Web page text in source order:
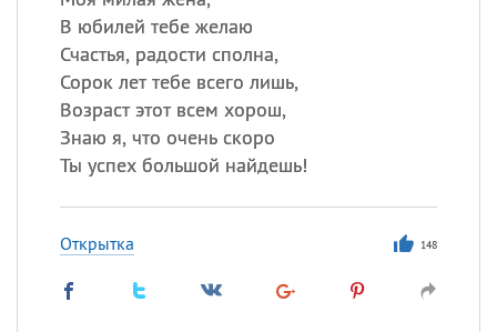
В юбилей тебе желаю
Счастья, радости сполна,
Сорок лет тебе всего лишь,
Возраст этот всем хорош,
Знаю я, что очень скоро
Ты успех большой найдешь!
Открытка 148